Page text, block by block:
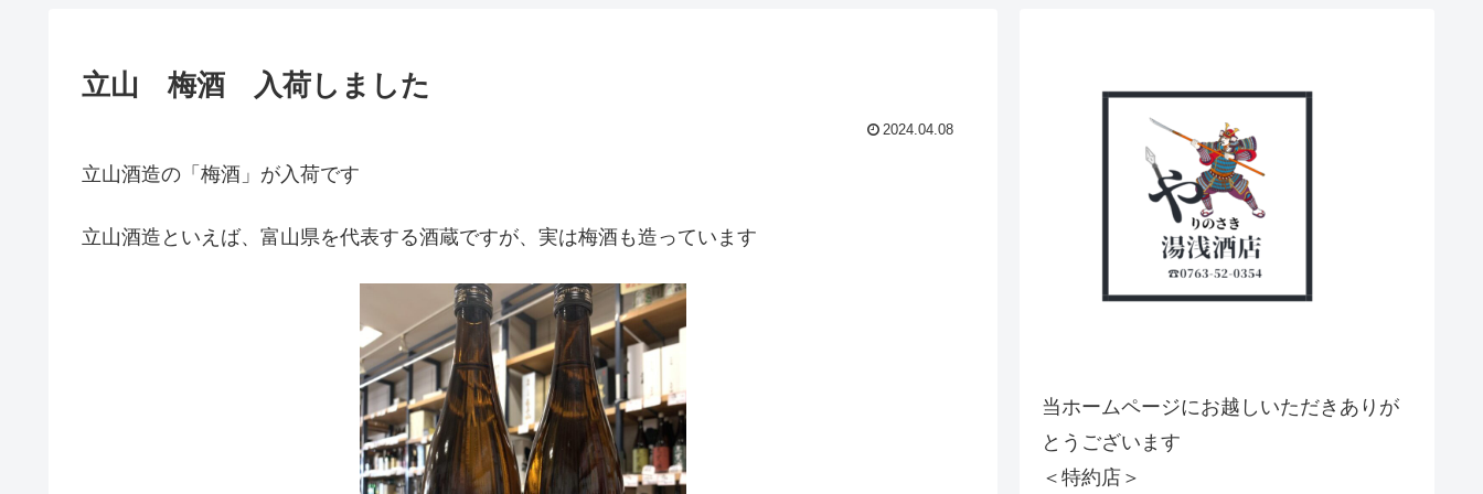
立山 梅酒 入荷しました
2024.04.08
立山酒造の「梅酒」が入荷です
立山酒造といえば、富山県を代表する酒蔵ですが、実は梅酒も造っています
当ホームページにお越しいただきありが
とうございます
＜特約店＞